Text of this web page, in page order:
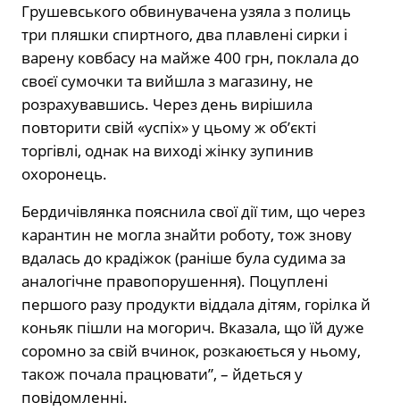
Грушевського обвинувачена узяла з полиць
три пляшки спиртного, два плавлені сирки і
варену ковбасу на майже 400 грн, поклала до
своєї сумочки та вийшла з магазину, не
розрахувавшись. Через день вирішила
повторити свій «успіх» у цьому ж об’єкті
торгівлі, однак на виході жінку зупинив
охоронець.
Бердичівлянка пояснила свої дії тим, що через
карантин не могла знайти роботу, тож знову
вдалась до крадіжок (раніше була судима за
аналогічне правопорушення). Поцуплені
першого разу продукти віддала дітям, горілка й
коньяк пішли на могорич. Вказала, що їй дуже
соромно за свій вчинок, розкаюється у ньому,
також почала працювати”, – йдеться у
повідомленні.